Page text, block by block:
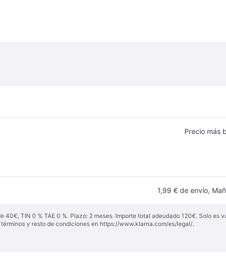
Precio más
1,99 € de envío,
TIN 0 % TAE 0 %. Plazo: 2 meses. Importe total adeudado 120€. Solo es
y resto de condiciones en https://www.klarna.com/es/legal/.